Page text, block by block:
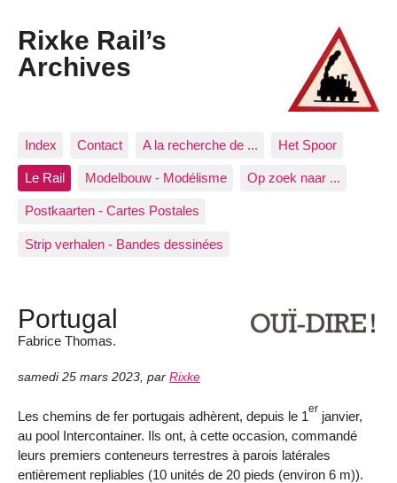
Rixke Rail’s
Archives
Index Contact A la recherche de ... Het Spoor
Le Rail Modelbouw - Modélisme Op zoek naar ...
Postkaarten - Cartes Postales
Strip verhalen - Bandes dessinées
Portugal
Fabrice Thomas.
samedi 25 mars 2023, par Rixke
Les chemins de fer portugais adhèrent, depuis le 1er janvier,
au pool Intercontainer. Ils ont, à cette occasion, commandé
leurs premiers conteneurs terrestres à parois latérales
entièrement repliables (10 unités de 20 pieds (environ 6 m)).